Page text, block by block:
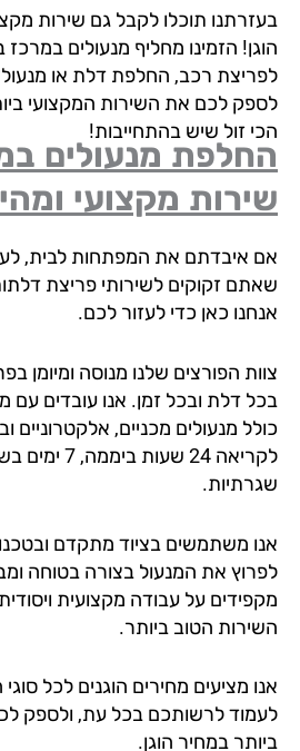
תוכלו לקבל גם שירות מקצועי
הזמינו מחליף מנעולים במרכז
רכב, החלפת דלת או מנעול? פנו
לכם את השירות המקצועי ביותר
זול שיש בהתחייבות!
מנעולים
מקצועי ומהיר
איבדתם את המפתחות לבית, לעסק
זקוקים לשירותי פריצת דלתות
כאן כדי לעזור לכם.
הפורצים שלנו מנוסה ומיומן
דלת ובכל זמן. אנו עובדים עם מגוון
מנעולים מכניים, אלקטרוניים
לקריאה 24 שעות ביממה,
משתמשים בציוד מתקדם
את המנעול בצורה בטוחה ומבלי
על עבודה מקצועית ויסודית,
הטוב ביותר.
מציעים מחירים הוגנים לכל סוגי
לרשותכם בכל עת, ולספק לכם
במחיר הוגן.